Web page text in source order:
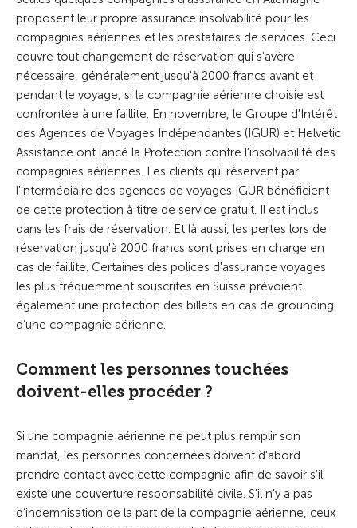
proposent leur propre assurance insolvabilité pour les
compagnies aériennes et les prestataires de services. Ceci
couvre tout changement de réservation qui s'avère
nécessaire, généralement jusqu'à 2000 francs avant et
pendant le voyage, si la compagnie aérienne choisie est
confrontée à une faillite. En novembre, le Groupe d'Intérêt
des Agences de Voyages Indépendantes (IGUR) et Helvetic
Assistance ont lancé la Protection contre l'insolvabilité des
compagnies aériennes. Les clients qui réservent par
l'intermédiaire des agences de voyages IGUR bénéficient
de cette protection à titre de service gratuit. Il est inclus
dans les frais de réservation. Et là aussi, les pertes lors de
réservation jusqu'à 2000 francs sont prises en charge en
cas de faillite. Certaines des polices d'assurance voyages
les plus fréquemment souscrites en Suisse prévoient
également une protection des billets en cas de grounding
d’une compagnie aérienne.
Comment les personnes touchées
doivent-elles procéder ?
Si une compagnie aérienne ne peut plus remplir son
mandat, les personnes concernées doivent d'abord
prendre contact avec cette compagnie afin de savoir s'il
existe une couverture responsabilité civile. S'il n'y a pas
d’indemnisation de la part de la compagnie aérienne, ceux